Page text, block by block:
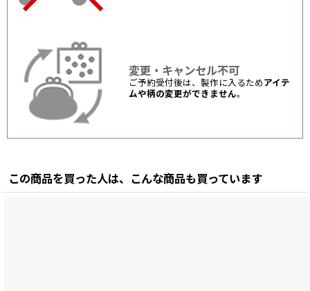
変更・キャンセル不可
ご予約受付後は、製作に入るため アイテ
ムや柄の変更ができません。
この商品を買った人は、こんな商品も買っています